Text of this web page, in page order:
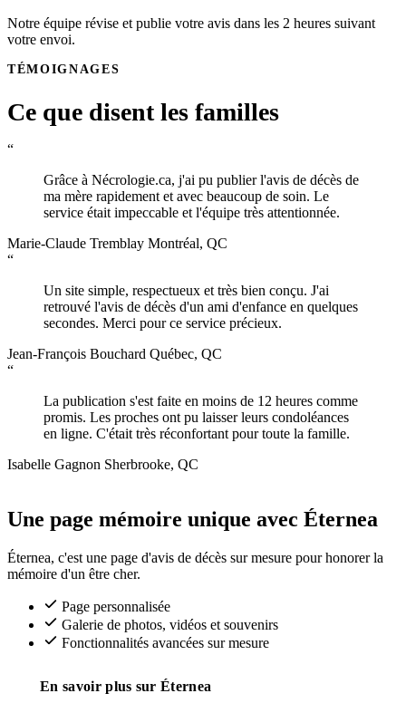
Notre équipe révise et publie votre avis dans les 2 heures suivant
votre envoi.
TÉMOIGNAGES
Ce que disent les familles
“
Grâce à Nécrologie.ca, j'ai pu publier l'avis de décès de
ma mère rapidement et avec beaucoup de soin. Le
service était impeccable et l'équipe très attentionnée.
Marie-Claude Tremblay Montréal, QC
“
Un site simple, respectueux et très bien conçu. J'ai
retrouvé l'avis de décès d'un ami d'enfance en quelques
secondes. Merci pour ce service précieux.
Jean-François Bouchard Québec, QC
“
La publication s'est faite en moins de 12 heures comme
promis. Les proches ont pu laisser leurs condoléances
en ligne. C'était très réconfortant pour toute la famille.
Isabelle Gagnon Sherbrooke, QC
Une page mémoire unique avec Éternea
Éternea, c'est une page d'avis de décès sur mesure pour honorer la
mémoire d'un être cher.
Page personnalisée
Galerie de photos, vidéos et souvenirs
Fonctionnalités avancées sur mesure
En savoir plus sur Éternea